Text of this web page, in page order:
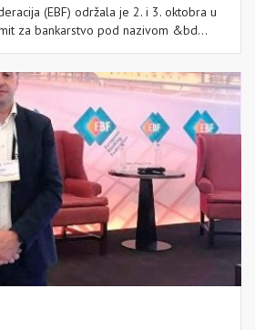
(EBF) održala je 2. i 3. oktobra u
za bankarstvo pod nazivom &bd...